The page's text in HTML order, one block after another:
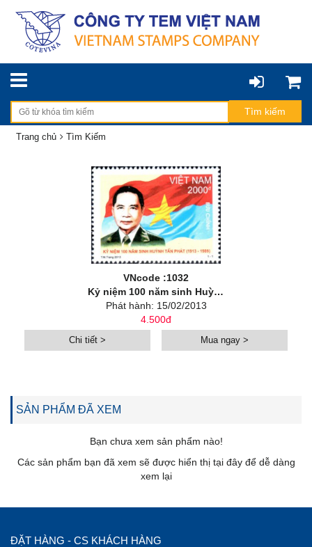
Trang chủ Tìm Kiếm
VNcode :1032
Kỷ niệm 100 năm sinh Huỳnh Tấn Phát (1913 – 1989)
Phát hành: 15/02/2013
4.500đ
Chi tiết > Mua ngay >
SẢN PHẨM ĐÃ XEM
Bạn chưa xem sản phẩm nào!
Các sản phẩm bạn đã xem sẽ được hiển thị tại đây để dễ dàng
xem lại
ĐẶT HÀNG - CS KHÁCH HÀNG